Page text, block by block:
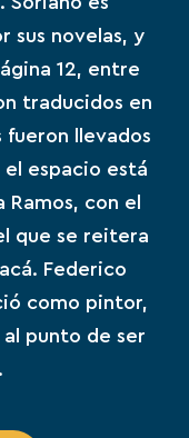
sus novelas, y
12, entre
traducidos en
fueron llevados
el espacio está
con el
que se reitera
Federico
como pintor,
punto de ser